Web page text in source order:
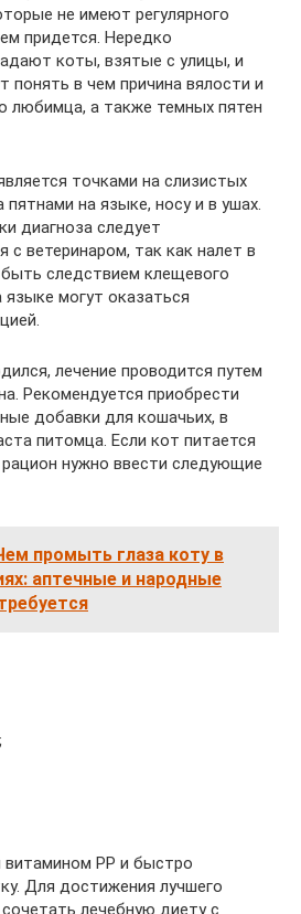
не имеют регулярного
придется. Нередко
коты, взятые с улицы, и
понять в чем причина вялости и
любимца, а также темных пятен
точками на слизистых
пятнами на языке, носу и в ушах.
диагноза следует
с ветеринаром, так как налет в
следствием клещевого
могут оказаться
лечение проводится путем
Рекомендуется приобрести
добавки для кошачьих, в
питомца. Если кот питается
нужно ввести следующие
промыть глаза коту в
аптечные и народные
РР и быстро
Для достижения лучшего
лечебную диету с